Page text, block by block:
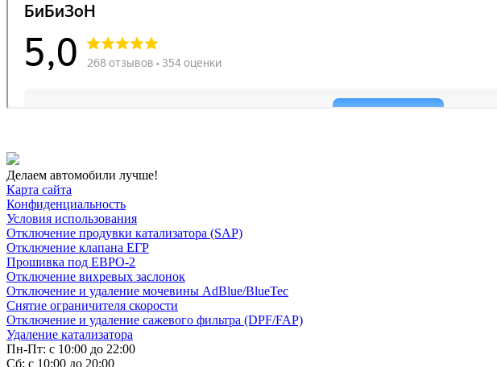
Делаем автомобили лучше!
Карта сайта
Конфиденциальность
Условия использования
Отключение продувки катализатора (SAP)
Отключение клапана ЕГР
Прошивка под ЕВРО-2
Отключение вихревых заслонок
Отключение и удаление мочевины AdBlue/BlueTec
Снятие ограничителя скорости
Отключение и удаление сажевого фильтра (DPF/FAP)
Удаление катализатора
Пн-Пт: с 10:00 до 22:00
Сб: с 10:00 до 20:00